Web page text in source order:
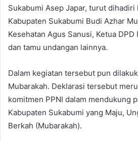
Sukabumi Asep Japar, turut dihadiri
Kabupaten Sukabumi Budi Azhar
Kesehatan Agus Sanusi, Ketua
dan tamu undangan lainnya.
Dalam kegiatan tersebut pun
Mubarakah. Deklarasi tersebut
komitmen PPNI dalam mendukung
Kabupaten Sukabumi yang Maju,
Berkah (Mubarakah).